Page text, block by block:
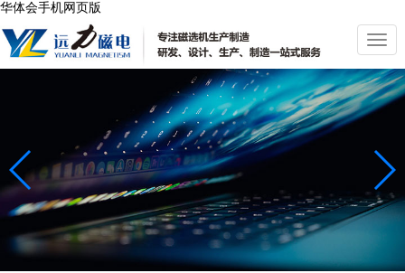
华体会手机网页版
切
换
导
航